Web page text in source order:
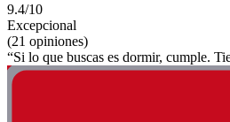
9.4/10
Excepcional
(21 opiniones)
“Si lo que buscas es dormir, cumple.